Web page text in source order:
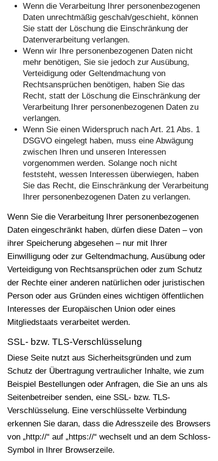
Wenn die Verarbeitung Ihrer personenbezogenen
Daten unrechtmäßig geschah/geschieht, können
Sie statt der Löschung die Einschränkung der
Datenverarbeitung verlangen.
Wenn wir Ihre personenbezogenen Daten nicht
mehr benötigen, Sie sie jedoch zur Ausübung,
Verteidigung oder Geltendmachung von
Rechtsansprüchen benötigen, haben Sie das
Recht, statt der Löschung die Einschränkung der
Verarbeitung Ihrer personenbezogenen Daten zu
verlangen.
Wenn Sie einen Widerspruch nach Art. 21 Abs. 1
DSGVO eingelegt haben, muss eine Abwägung
zwischen Ihren und unseren Interessen
vorgenommen werden. Solange noch nicht
feststeht, wessen Interessen überwiegen, haben
Sie das Recht, die Einschränkung der Verarbeitung
Ihrer personenbezogenen Daten zu verlangen.
Wenn Sie die Verarbeitung Ihrer personenbezogenen
Daten eingeschränkt haben, dürfen diese Daten – von
ihrer Speicherung abgesehen – nur mit Ihrer
Einwilligung oder zur Geltendmachung, Ausübung oder
Verteidigung von Rechtsansprüchen oder zum Schutz
der Rechte einer anderen natürlichen oder juristischen
Person oder aus Gründen eines wichtigen öffentlichen
Interesses der Europäischen Union oder eines
Mitgliedstaats verarbeitet werden.
SSL- bzw. TLS-Verschlüsselung
Diese Seite nutzt aus Sicherheitsgründen und zum
Schutz der Übertragung vertraulicher Inhalte, wie zum
Beispiel Bestellungen oder Anfragen, die Sie an uns als
Seitenbetreiber senden, eine SSL- bzw. TLS-
Verschlüsselung. Eine verschlüsselte Verbindung
erkennen Sie daran, dass die Adresszeile des Browsers
von „http://“ auf „https://“ wechselt und an dem Schloss-
Symbol in Ihrer Browserzeile.